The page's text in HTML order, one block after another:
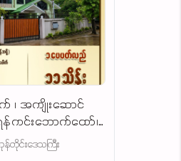
၊ အကျိုးဆောင်
င်းဘောက်ထော်၊
လမ်းမဂုတ်ကွက်၊
တိုင်းဒေသကြီး